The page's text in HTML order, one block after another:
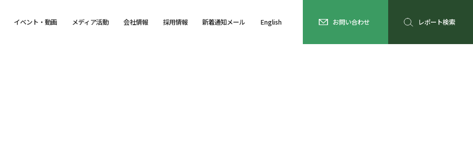
イベント・動画 メディア活動 会社情報 採用情報 新着通知メール English お問い合わせ レポート検索